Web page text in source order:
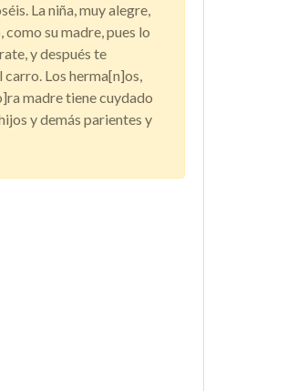
La niña, muy alegre,
su madre, pues lo
y después te
Los herma[n]os,
madre tiene cuydado
y demás parientes y